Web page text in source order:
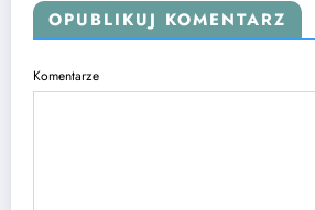
OPUBLIKUJ KOMENTARZ
Komentarze